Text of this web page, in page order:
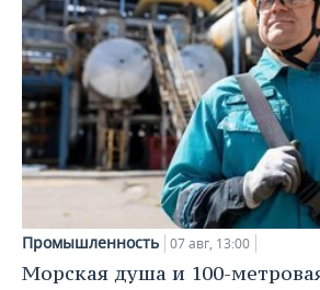
Промышленность 07 авг, 13:00
Морская душа и 100-